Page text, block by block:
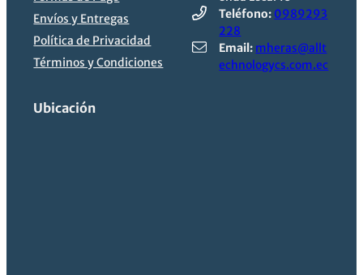
Envíos y Entregas
Política de Privacidad
Términos y Condiciones
Teléfono: 0989293
228
Email: mheras@allt
echnologycs.com.ec
Ubicación